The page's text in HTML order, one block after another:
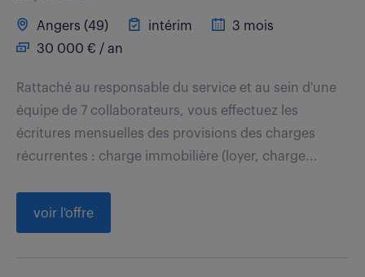
Angers (49) intérim
3 mois
30 000 € / an
Rattaché au responsable du service et au sein d'une
équipe de 7 collaborateurs, vous effectuez les
écritures mensuelles des provisions des charges
récurrentes : charge immobilière (loyer, charge...
voir l'offre